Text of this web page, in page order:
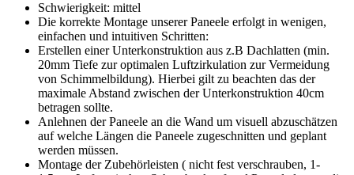
Schwierigkeit: mittel
Die korrekte Montage unserer Paneele erfolgt in wenigen,
einfachen und intuitiven Schritten:
Erstellen einer Unterkonstruktion aus z.B Dachlatten (min.
20mm Tiefe zur optimalen Luftzirkulation zur Vermeidung
von Schimmelbildung). Hierbei gilt zu beachten das der
maximale Abstand zwischen der Unterkonstruktion 40cm
betragen sollte.
Anlehnen der Paneele an die Wand um visuell abzuschätzen
auf welche Längen die Paneele zugeschnitten und geplant
werden müssen.
Montage der Zubehörleisten ( nicht fest verschrauben, 1-